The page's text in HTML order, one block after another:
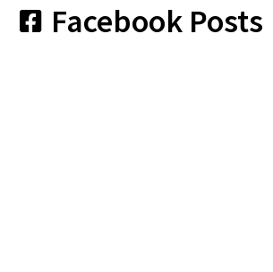
Facebook Posts